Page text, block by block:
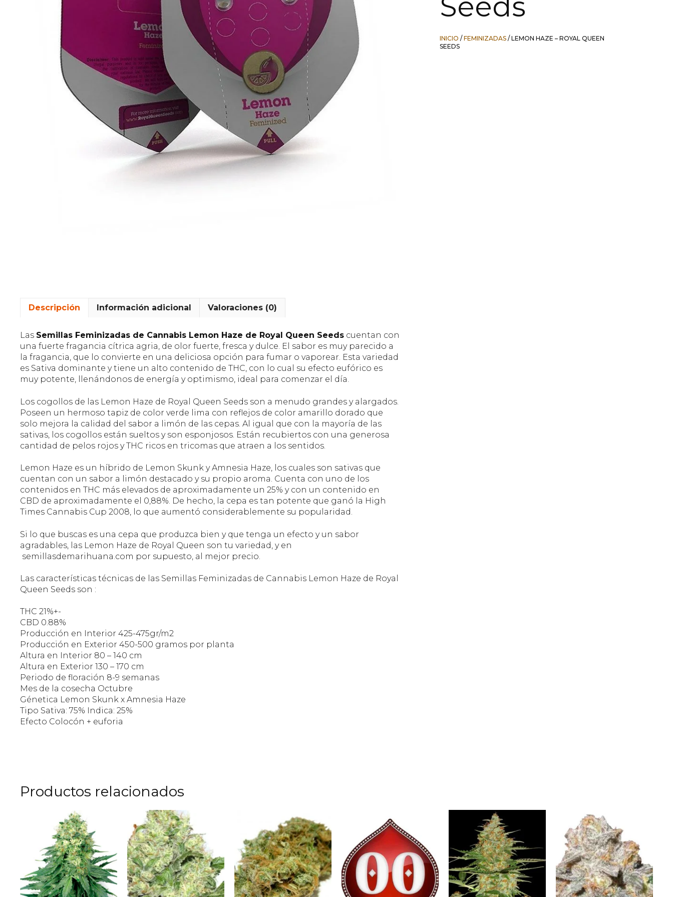
INICIO /FEMINIZADAS / LEMON HAZE – ROYAL QUEEN
SEEDS
Descripción Información adicional Valoraciones (0)
Las Semillas Feminizadas de Cannabis Lemon Haze de Royal Queen Seeds cuentan con
una fuerte fragancia cítrica agria, de olor fuerte, fresca y dulce. El sabor es muy parecido a
la fragancia, que lo convierte en una deliciosa opción para fumar o vaporear. Esta variedad
es Sativa dominante y tiene un alto contenido de THC, con lo cual su efecto eufórico es
muy potente, llenándonos de energía y optimismo, ideal para comenzar el día.
Los cogollos de las Lemon Haze de Royal Queen Seeds son a menudo grandes y alargados.
Poseen un hermoso tapiz de color verde lima con reflejos de color amarillo dorado que
solo mejora la calidad del sabor a limón de las cepas. Al igual que con la mayoría de las
sativas, los cogollos están sueltos y son esponjosos. Están recubiertos con una generosa
cantidad de pelos rojos y THC ricos en tricomas que atraen a los sentidos.
Lemon Haze es un híbrido de Lemon Skunk y Amnesia Haze, los cuales son sativas que
cuentan con un sabor a limón destacado y su propio aroma. Cuenta con uno de los
contenidos en THC más elevados de aproximadamente un 25% y con un contenido en
CBD de aproximadamente el 0,88%. De hecho, la cepa es tan potente que ganó la High
Times Cannabis Cup 2008, lo que aumentó considerablemente su popularidad.
Si lo que buscas es una cepa que produzca bien y que tenga un efecto y un sabor
agradables, las Lemon Haze de Royal Queen son tu variedad, y en
semillasdemarihuana.com por supuesto, al mejor precio.
Las características técnicas de las Semillas Feminizadas de Cannabis Lemon Haze de Royal
Queen Seeds son :
THC 21%+-
CBD 0.88%
Producción en Interior 425-475gr/m2
Producción en Exterior 450-500 gramos por planta
Altura en Interior 80 – 140 cm
Altura en Exterior 130 – 170 cm
Periodo de floración 8-9 semanas
Mes de la cosecha Octubre
Génetica Lemon Skunk x Amnesia Haze
Tipo Sativa: 75% Indica: 25%
Efecto Colocón + euforia
Productos relacionados